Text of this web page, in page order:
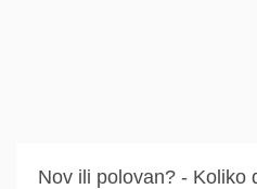
Nov ili polovan? - Koliko